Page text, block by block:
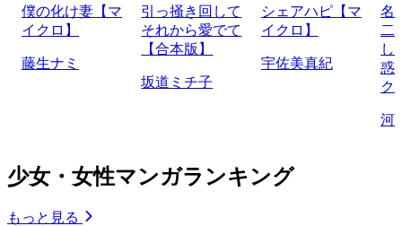
僕の化け妻【マ
イクロ】
藤生ナミ
引っ掻き回して
それから愛でて
【合本版】
坂道ミチ子
シェアハピ【マ
イクロ】
宇佐美真紀
名
二
し
惑
ク
河
少女・女性マンガランキング
もっと見る